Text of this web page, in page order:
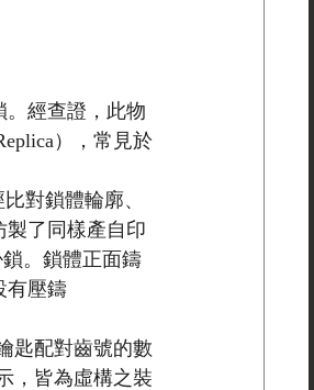
。經查證，此物
），常見於
對鎖體輪廓、
製了同樣產自印
。鎖體正面鑄
有壓鑄
匙配對齒號的數
，皆為虛構之裝